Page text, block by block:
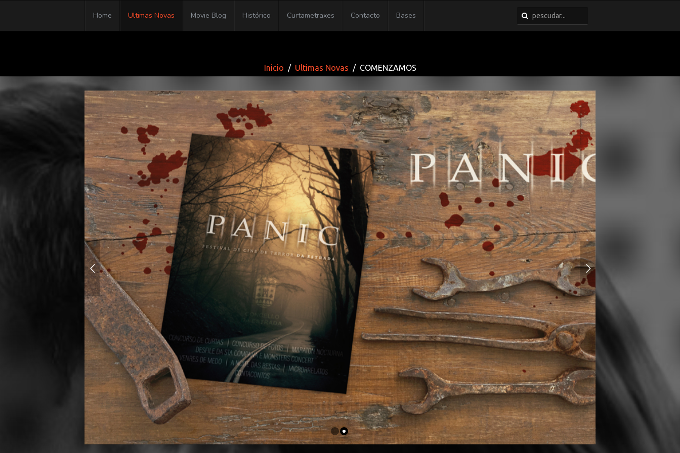
Home Ultimas Novas Movie Blog Histórico Curtametraxes Contacto Bases
Inicio Ultimas Novas COMENZAMOS